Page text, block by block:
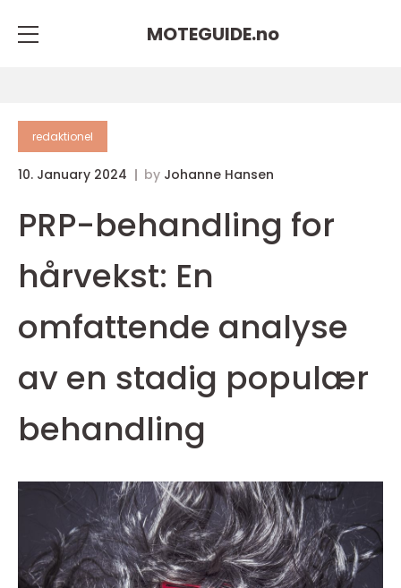
MOTEGUIDE.no
redaktionel
10. January 2024 by Johanne Hansen
PRP-behandling for
hårvekst: En
omfattende analyse
av en stadig populær
behandling